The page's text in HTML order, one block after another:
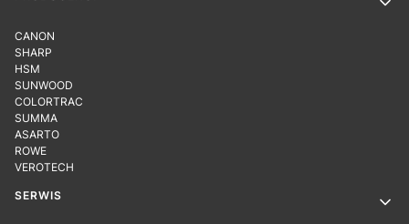
CANON
SHARP
HSM
SUNWOOD
COLORTRAC
SUMMA
ASARTO
ROWE
VEROTECH
SERWIS